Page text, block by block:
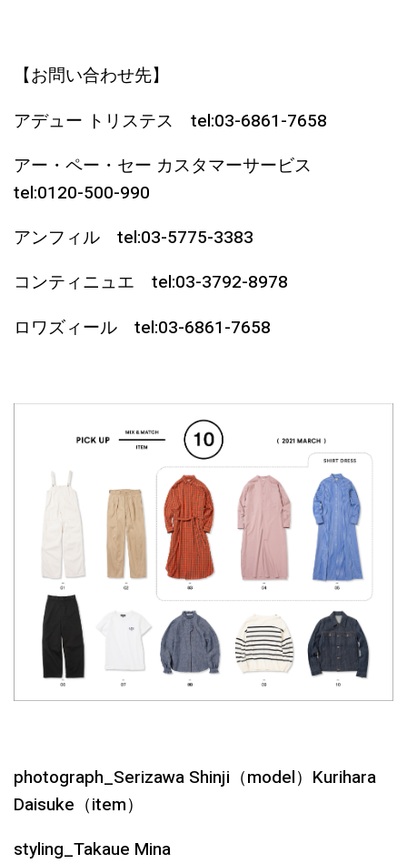
【お問い合わせ先】
アデュー トリステス tel:03-6861-7658
アー・ペー・セー カスタマーサービス
tel:0120-500-990
アンフィル tel:03-5775-3383
コンティニュエ tel:03-3792-8978
ロワズィール tel:03-6861-7658
photograph_Serizawa Shinji（model）Kurihara
Daisuke（item）
styling_Takaue Mina